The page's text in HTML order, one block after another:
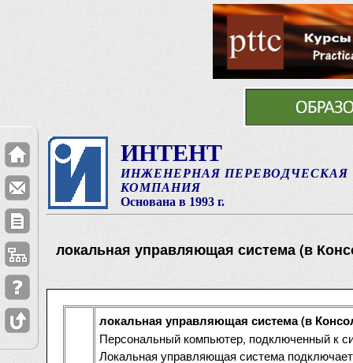
ИНТЕНТ
ИНЖЕНЕРНАЯ ПЕРЕВОДЧЕСКАЯ
КОМПАНИЯ
Основана в 1993 г.
локальная управляющая система (в
локальная управляющая система (в
Персональный компьютер, подключенный к
Локальная управляющая система